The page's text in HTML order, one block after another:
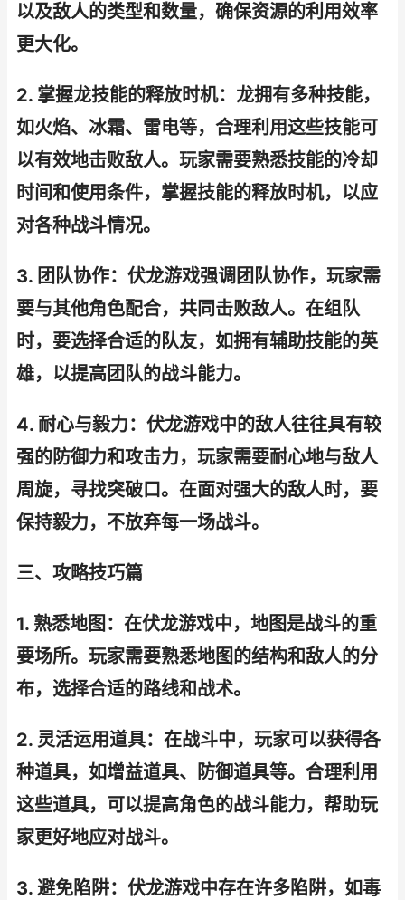
以及敌人的类型和数量，确保资源的利用效率
更大化。
2. 掌握龙技能的释放时机：龙拥有多种技能，
如火焰、冰霜、雷电等，合理利用这些技能可
以有效地击败敌人。玩家需要熟悉技能的冷却
时间和使用条件，掌握技能的释放时机，以应
对各种战斗情况。
3. 团队协作：伏龙游戏强调团队协作，玩家需
要与其他角色配合，共同击败敌人。在组队
时，要选择合适的队友，如拥有辅助技能的英
雄，以提高团队的战斗能力。
4. 耐心与毅力：伏龙游戏中的敌人往往具有较
强的防御力和攻击力，玩家需要耐心地与敌人
周旋，寻找突破口。在面对强大的敌人时，要
保持毅力，不放弃每一场战斗。
三、攻略技巧篇
1. 熟悉地图：在伏龙游戏中，地图是战斗的重
要场所。玩家需要熟悉地图的结构和敌人的分
布，选择合适的路线和战术。
2. 灵活运用道具：在战斗中，玩家可以获得各
种道具，如增益道具、防御道具等。合理利用
这些道具，可以提高角色的战斗能力，帮助玩
家更好地应对战斗。
3. 避免陷阱：伏龙游戏中存在许多陷阱，如毒